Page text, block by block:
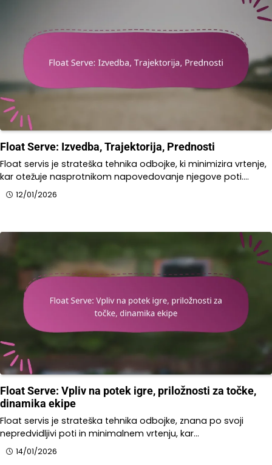
Float Serve: Izvedba, Trajektorija, Prednosti
Float servis je strateška tehnika odbojke, ki minimizira vrtenje,
kar otežuje nasprotnikom napovedovanje njegove poti.…
12/01/2026
Float Serve: Vpliv na potek igre, priložnosti za točke,
dinamika ekipe
Float servis je strateška tehnika odbojke, znana po svoji
nepredvidljivi poti in minimalnem vrtenju, kar…
14/01/2026